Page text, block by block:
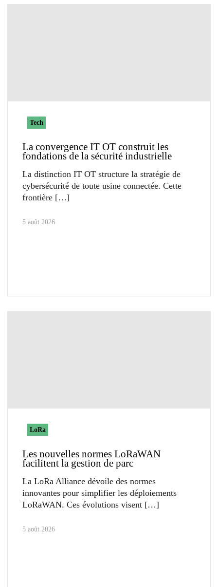
Tech
La convergence IT OT construit les
fondations de la sécurité industrielle
La distinction IT OT structure la stratégie de
cybersécurité de toute usine connectée. Cette
frontière
5 août 2026
LoRa
Les nouvelles normes LoRaWAN
facilitent la gestion de parc
La LoRa Alliance dévoile des normes
innovantes pour simplifier les déploiements
LoRaWAN. Ces évolutions visent
5 août 2026